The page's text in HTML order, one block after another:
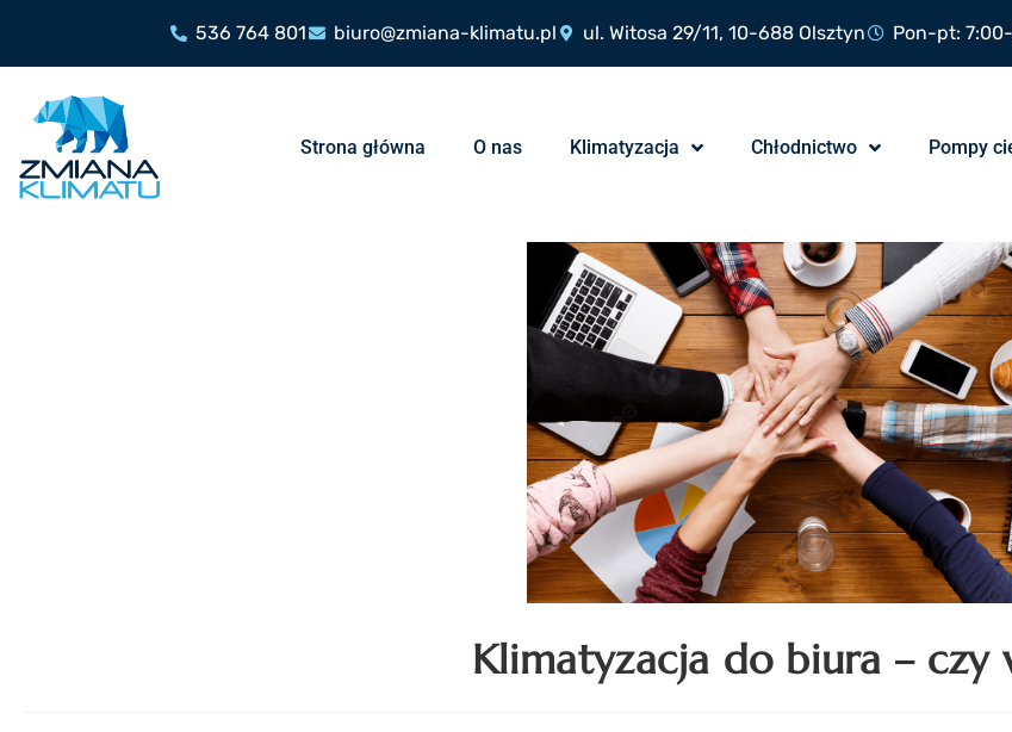
536 764 801 biuro@zmiana-klimatu.pl ul. Witosa 29/11, 10-688 Olsztyn Pon-pt:
Strona główna O nas Klimatyzacja Chłodnictwo Pompy
Klimatyzacja do biura – czy